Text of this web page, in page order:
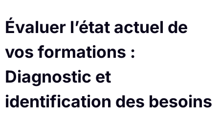
Évaluer l’état actuel de
vos formations :
Diagnostic et
identification des besoins